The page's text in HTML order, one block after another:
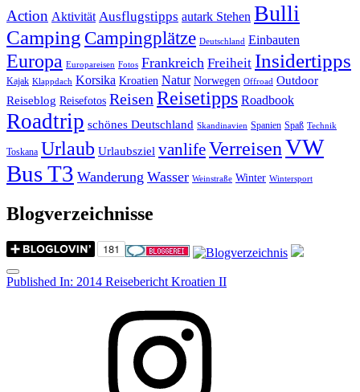
Action Aktivität Ausflugstipps autark Stehen Bulli
Camping Campingplätze Deutschland Einbauten
Europa Europareisen Fotos Frankreich Freiheit Insidertipps
Kajak Klappdach Korsika Kroatien Natur Norwegen Offroad Outdoor
Reiseblog Reisefotos ReisenReisetipps Roadbook
Roadtrip schönes Deutschland Skandinavien Spanien Spaß Technik
Toskana Urlaub Urlaubsziel vanlifeVerreisenVW
Bus T3 Wanderung Wasser Weinstraße Winter Wintersport
Blogverzeichnisse
Menu
Post
Published In: 2014 Reisebericht Kroatien II